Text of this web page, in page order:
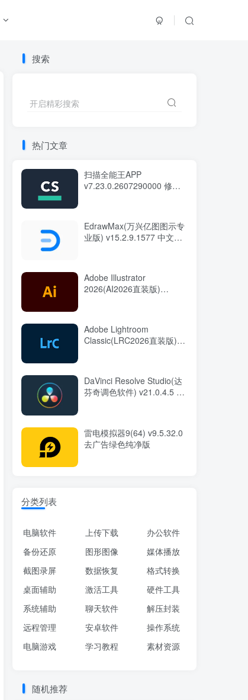
搜索
开启精彩搜索
热门文章
扫描全能王APP
v7.23.0.2607290000 修改
EdrawMax(万兴亿图图示专
业版) v15.2.9.1577 中文绿
Adobe Illustrator
2026(AI2026直装版)
Adobe Lightroom
Classic(LRC2026直装版)
DaVinci Resolve Studio(达
芬奇调色软件) v21.0.4.5 中
雷电模拟器9(64) v9.5.32.0
去广告绿色纯净版
分类列表
电脑软件 上传下载
办公软件
备份还原
图形图像
媒体播放
截图录屏
数据恢复
格式转换
桌面辅助
激活工具
硬件工具
系统辅助
聊天软件
解压封装
远程管理
安卓软件
操作系统
电脑游戏
学习教程 素材资源
随机推荐